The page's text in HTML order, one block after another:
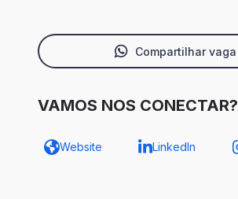
Compartilhar vaga
VAMOS NOS CONECTAR?
Website LinkedIn